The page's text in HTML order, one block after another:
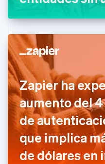
Zapier ha
aumento del 4
de
que implica
de dólares en
España
Estados Unidos
EnglishEspañol
Estonia
English
Finlandia
EnglishSvenska
Francia
Français English
Gibraltar
English
Grecia
English
Hungría